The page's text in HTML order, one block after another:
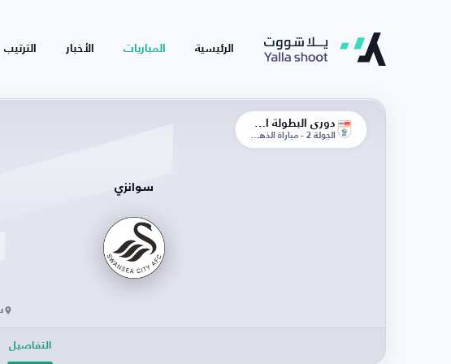
الرئيسية المباريات الأخبار الترتيب
الجولة 2 - مباراة الذهاب
سوانزي
التفاصيل